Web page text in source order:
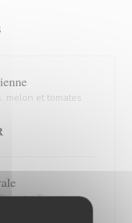
melon et tomates
Tomates,